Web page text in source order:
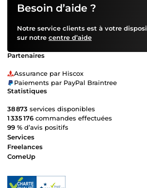
Besoin d’aide ?
Notre service clients est à votre
sur notre centre d’aide
Partenaires
Assurance par Hiscox
Paiements par PayPal Braintree
Statistiques
38 873 services disponibles
1 335 176 commandes effectuées
99 % d’avis positifs
Services
Freelances
ComeUp